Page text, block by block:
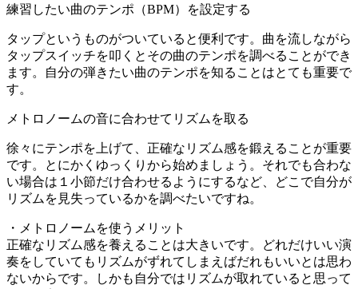
練習したい曲のテンポ（BPM）を設定する
タップというものがついていると便利です。曲を流しながら
タップスイッチを叩くとその曲のテンポを調べることができ
ます。自分の弾きたい曲のテンポを知ることはとても重要で
す。
メトロノームの音に合わせてリズムを取る
徐々にテンポを上げて、正確なリズム感を鍛えることが重要
です。とにかくゆっくりから始めましょう。それでも合わな
い場合は１小節だけ合わせるようにするなど、どこで自分が
リズムを見失っているかを調べたいですね。
・メトロノームを使うメリット
正確なリズム感を養えることは大きいです。どれだけいい演
奏をしていてもリズムがずれてしまえばだれもいいとは思わ
ないからです。しかも自分ではリズムが取れていると思って